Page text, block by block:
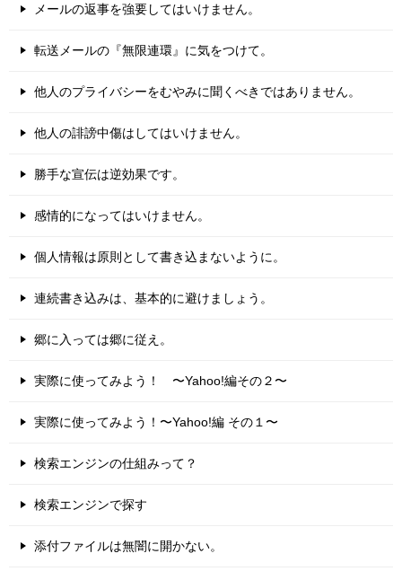
メールの返事を強要してはいけません。
転送メールの『無限連環』に気をつけて。
他人のプライバシーをむやみに聞くべきではありません。
他人の誹謗中傷はしてはいけません。
勝手な宣伝は逆効果です。
感情的になってはいけません。
個人情報は原則として書き込まないように。
連続書き込みは、基本的に避けましょう。
郷に入っては郷に従え。
実際に使ってみよう！ 〜Yahoo!編その２〜
実際に使ってみよう！〜Yahoo!編 その１〜
検索エンジンの仕組みって？
検索エンジンで探す
添付ファイルは無闇に開かない。